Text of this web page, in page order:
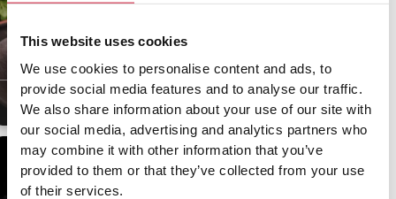
This website uses cookies
We use cookies to personalise content and ads, to
provide social media features and to analyse our traffic.
We also share information about your use of our site with
our social media, advertising and analytics partners who
may combine it with other information that you’ve
provided to them or that they’ve collected from your use
of their services.
Tataki de salmão con
maionaise de wasabi
45 min Média Fácil